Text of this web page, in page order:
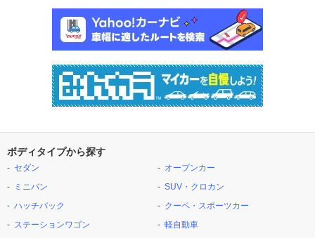
ボディタイプから探す
セダン
ミニバン
ハッチバック
ステーションワゴン
オープンカー
SUV・クロカン
クーペ・スポーツカー
軽自動車